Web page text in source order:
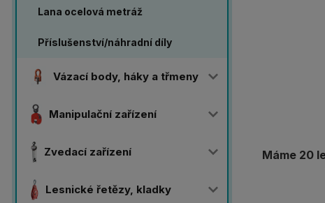
Lana ocelová metráž
Příslušenství/náhradní díly
Vázací body, háky a třmeny
Manipulační zařízení
Zvedací zařízení
Lesnické řetězy, kladky
Máme 20